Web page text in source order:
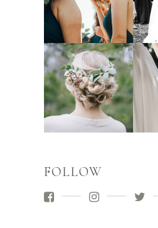
FOLLOW